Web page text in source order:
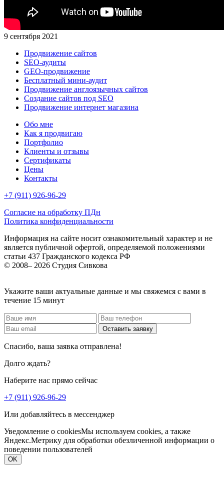
9 сентября 2021
Продвижение сайтов
SEO-аудиты
GEO-продвижение
Бесплатный мини-аудит
Продвижение англоязычных сайтов
Создание сайтов под SEO
Продвижение интернет магазина
Обо мне
Как я продвигаю
Портфолио
Клиенты и отзывы
Сертификаты
Цены
Контакты
+7 (911) 926-96-29
Согласие на обработку ПДн
Политика конфиденциальности
Информация на сайте носит ознакомительный характер и не
является публичной офертой, определяемой положениями
статьи 437 Гражданского кодекса РФ
© 2008– 2026 Студия Сивкова
Укажите ваши актуальные данные и мы свяжемся с вами в
течение 15 минут
Спасибо, ваша заявка отправлена!
Долго ждать?
Наберите нас прямо сейчас
+7 (911) 926-96-29
Или добавляйтесь в мессенджер
Уведомление о cookiesМы используем cookies, а также
Яндекс.Метрику для обработки обезличенной информации о
поведении пользователей
OK